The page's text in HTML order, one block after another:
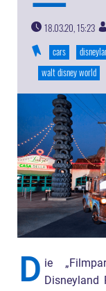
18.03.20, 15:23
cars
walt disney world
D ie
Disneyland